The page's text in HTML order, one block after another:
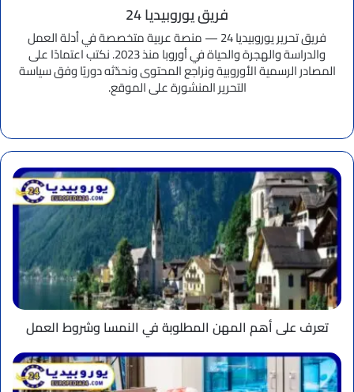
فريق يوروبيديا 24
فريق تحرير يوروبيديا 24 — منصة عربية متخصصة في أدلة العمل
والدراسة والهجرة والحياة في أوروبا منذ 2023. نكتب اعتمادًا على
المصادر الرسمية الأوروبية ونراجع المحتوى ونحدّثه دوريًا وفق سياسة
التحرير المنشورة على الموقع.
تعرف
على
أهم
المهن
المطلوبة
في
النمسا
وشروط
العمل
تعرف على أهم المهن المطلوبة في النمسا وشروط العمل
تعرف
على